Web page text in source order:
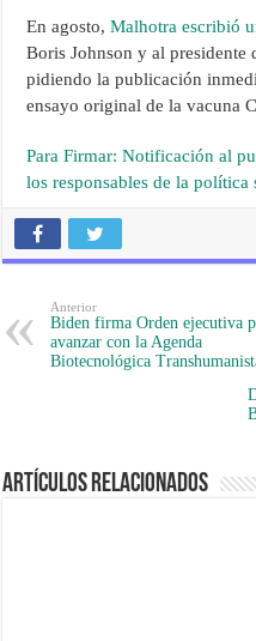
En agosto,Malhotra escribió
Boris Johnson y al presidente
pidiendo la publicación
ensayo original de la vacuna
Para Firmar: Notificación al
los responsables de la política
Anterior
Biden firma Orden ejecutiva
avanzar con la Agenda
Biotecnológica
Artículos Relacionados